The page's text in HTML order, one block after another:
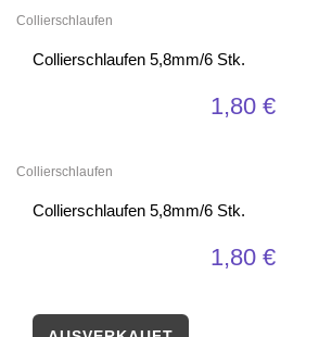
Collierschlaufen
Collierschlaufen 5,8mm/6 Stk.
1,80 €
Collierschlaufen
Collierschlaufen 5,8mm/6 Stk.
1,80 €